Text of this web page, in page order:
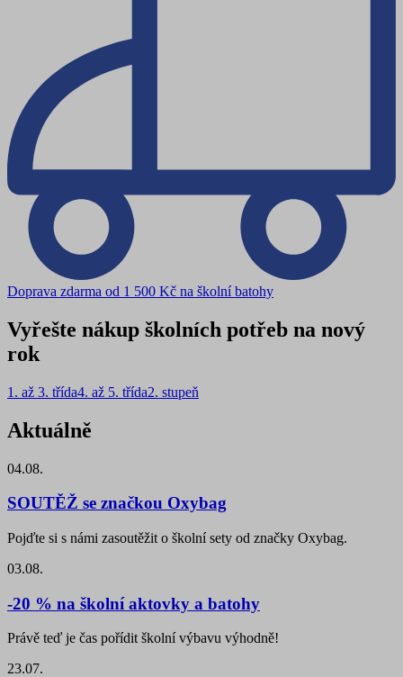
Doprava zdarma od 1 500 Kč na školní batohy
Vyřešte nákup školních potřeb na nový
rok
1. až 3. třída4. až 5. třída2. stupeň
Aktuálně
04.08.
SOUTĚŽ se značkou Oxybag
Pojďte si s námi zasoutěžit o školní sety od značky Oxybag.
03.08.
-20 % na školní aktovky a batohy
Právě teď je čas pořídit školní výbavu výhodně!
23.07.